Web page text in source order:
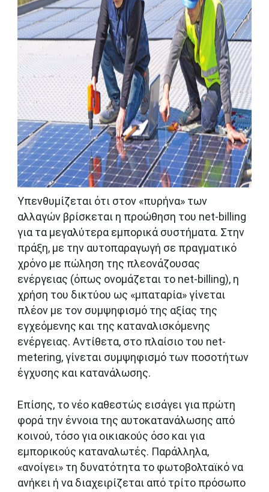
Υπενθυμίζεται ότι στον «πυρήνα» των
αλλαγών βρίσκεται η προώθηση του net-billing
για τα μεγαλύτερα εμπορικά συστήματα. Στην
πράξη, με την αυτοπαραγωγή σε πραγματικό
χρόνο με πώληση της πλεονάζουσας
ενέργειας (όπως ονομάζεται το net-billing), η
χρήση του δικτύου ως «μπαταρία» γίνεται
πλέον με τον συμψηφισμό της αξίας της
εγχεόμενης και της καταναλισκόμενης
ενέργειας. Αντίθετα, στο πλαίσιο του net-
metering, γίνεται συμψηφισμό των ποσοτήτων
έγχυσης και κατανάλωσης.
Επίσης, το νέο καθεστώς εισάγει για πρώτη
φορά την έννοια της αυτοκατανάλωσης από
κοινού, τόσο για οικιακούς όσο και για
εμπορικούς καταναλωτές. Παράλληλα,
«ανοίγει» τη δυνατότητα το φωτοβολταϊκό να
ανήκει ή να διαχειρίζεται από τρίτο πρόσωπο